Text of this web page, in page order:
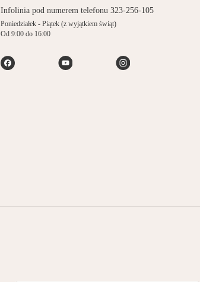
Infolinia pod numerem telefonu 323-256-105
Poniedziałek - Piątek (z wyjątkiem świąt)
Od 9:00 do 16:00
Navigates to